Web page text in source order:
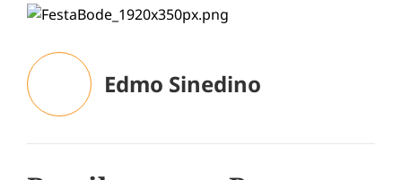
Edmo Sinedino